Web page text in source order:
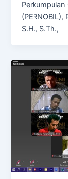
Perkumpulan
(PERNOBIL),
S.H., S.Th.,